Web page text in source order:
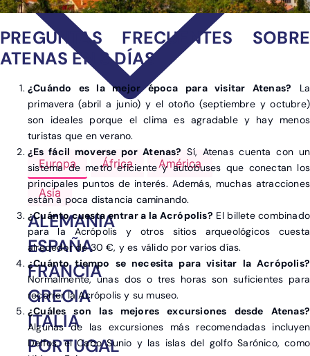
Europa África América
Asia
ALEMANIA
ESPAÑA
FRANCIA
GRECIA
ITALIA
PORTUGAL
PREGUNTAS FRECUENTES SOBRE
ATENAS EN 3 DÍAS
¿Cuándo es la mejor época para visitar Atenas? La
primavera (abril a junio) y el otoño (septiembre y octubre)
son ideales porque el clima es agradable y hay menos
turistas que en verano.
¿Es fácil moverse por Atenas? Sí, Atenas cuenta con un
sistema de metro eficiente y autobuses que conectan los
principales puntos de interés. Además, muchas atracciones
están a poca distancia caminando.
¿Cuánto cuesta entrar a la Acrópolis? El billete combinado
para la Acrópolis y otros sitios arqueológicos cuesta
alrededor de 30 €, y es válido por varios días.
¿Cuánto tiempo se necesita para visitar la Acrópolis?
Normalmente, unas dos o tres horas son suficientes para
recorrer la Acrópolis y su museo.
¿Cuáles son las mejores excursiones desde Atenas?
Algunas de las excursiones más recomendadas incluyen
Delfos, el Cabo Sunio y las islas del golfo Sarónico, como